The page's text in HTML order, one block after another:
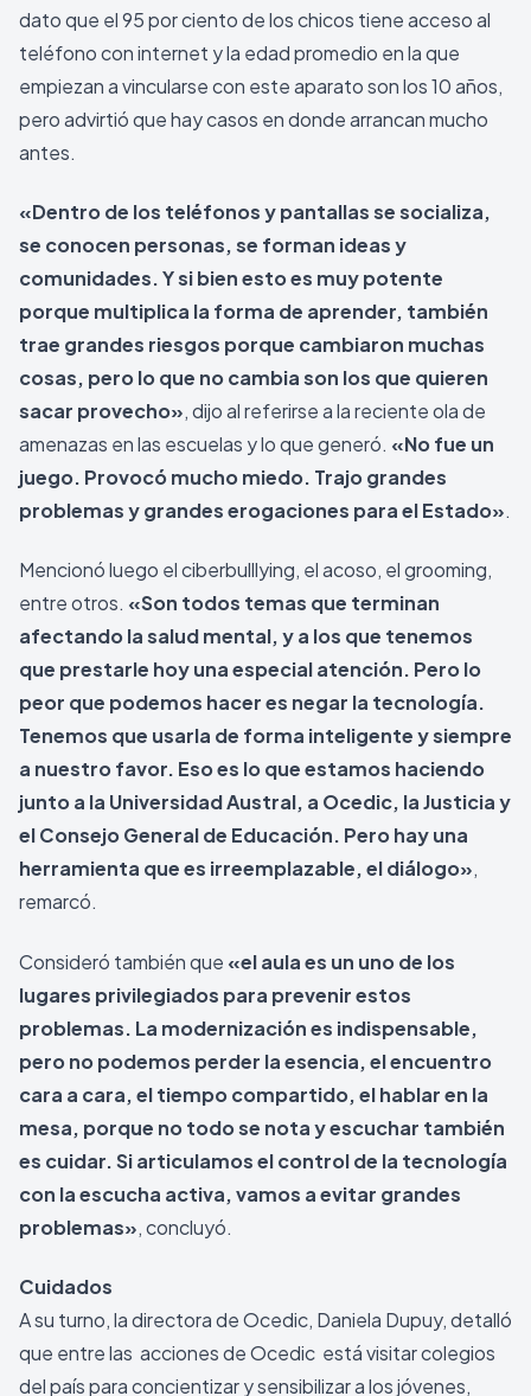
dato que el 95 por ciento de los chicos tiene acceso al
teléfono con internet y la edad promedio en la que
empiezan a vincularse con este aparato son los 10 años,
pero advirtió que hay casos en donde arrancan mucho
antes.
«Dentro de los teléfonos y pantallas se socializa,
se conocen personas, se forman ideas y
comunidades. Y si bien esto es muy potente
porque multiplica la forma de aprender, también
trae grandes riesgos porque cambiaron muchas
cosas, pero lo que no cambia son los que quieren
sacar provecho», dijo al referirse a la reciente ola de
amenazas en las escuelas y lo que generó. «No fue un
juego. Provocó mucho miedo. Trajo grandes
problemas y grandes erogaciones para el Estado».
Mencionó luego el ciberbulllying, el acoso, el grooming,
entre otros. «Son todos temas que terminan
afectando la salud mental, y a los que tenemos
que prestarle hoy una especial atención. Pero lo
peor que podemos hacer es negar la tecnología.
Tenemos que usarla de forma inteligente y siempre
a nuestro favor. Eso es lo que estamos haciendo
junto a la Universidad Austral, a Ocedic, la Justicia y
el Consejo General de Educación. Pero hay una
herramienta que es irreemplazable, el diálogo»,
remarcó.
Consideró también que «el aula es un uno de los
lugares privilegiados para prevenir estos
problemas. La modernización es indispensable,
pero no podemos perder la esencia, el encuentro
cara a cara, el tiempo compartido, el hablar en la
mesa, porque no todo se nota y escuchar también
es cuidar. Si articulamos el control de la tecnología
con la escucha activa, vamos a evitar grandes
problemas», concluyó.
Cuidados
A su turno, la directora de Ocedic, Daniela Dupuy, detalló
que entre las acciones de Ocedic está visitar colegios
del país para concientizar y sensibilizar a los jóvenes,